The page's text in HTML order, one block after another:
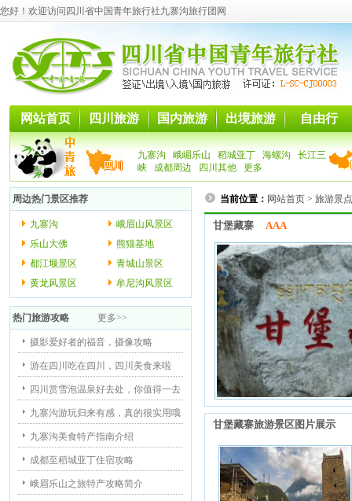
您好！欢迎访问四川省中国青年旅行社九寨沟旅行团网
网站首页 四川旅游 国内旅游 出境旅游 自由行
九寨沟 峨嵋乐山 稻城亚丁 海螺沟
长江三
峡
成都周边 四川其他 更多
周边热门景区推荐
九寨沟
峨眉山风景区
乐山大佛
熊猫基地
都江堰景区
青城山景区
黄龙风景区
牟尼沟风景区
热门旅游攻略 更多>>
摄影爱好者的福音，摄像攻略
游在四川吃在四川，四川美食来啦
四川赏雪泡温泉好去处，你值得一去
九寨沟游玩归来有感，真的很实用哦
九寨沟美食特产指南介绍
成都至稻城亚丁住宿攻略
峨眉乐山之旅特产攻略简介
当前位置： 网站首页 > 旅游景
甘堡藏寨 AAA
甘堡藏寨旅游景区图片展示